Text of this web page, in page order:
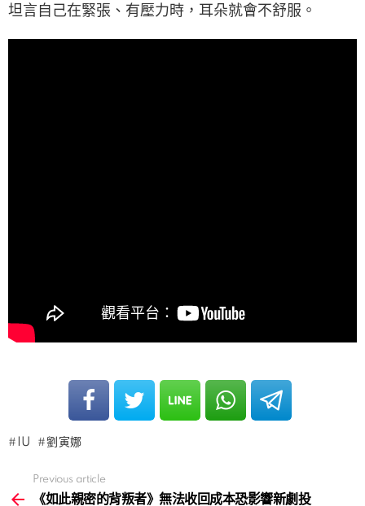
坦言自己在緊張、有壓力時，耳朵就會不舒服。
IU 劉寅娜
more
Previous article
《如此親密的背叛者》無法收回成本恐影響新劇投